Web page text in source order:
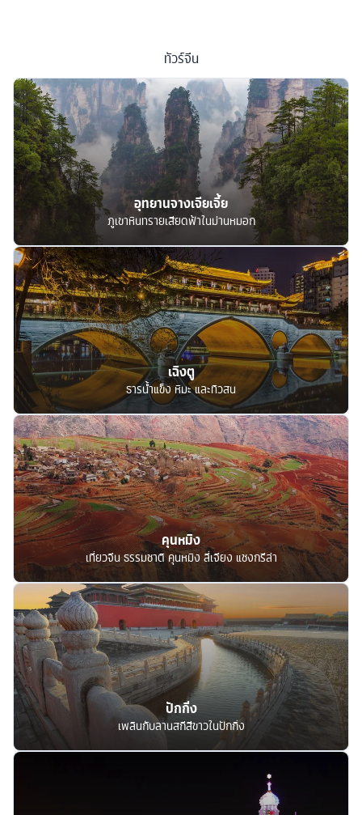
ทัวร์จีน
อุทยานจางเจียเจี้ย
ภูเขาหินทรายเสียดฟ้าในม่านหมอก
เฉิงตู
ธารน้ำแข็ง หิมะ และทิวสน
คุนหมิง
เที่ยวจีน ธรรมชาติ คุนหมิง ลี่เจียง แชงกรีล่า
ปักกิ่ง
เพลินกับลานสกีสีขาวในปักกิ่ง